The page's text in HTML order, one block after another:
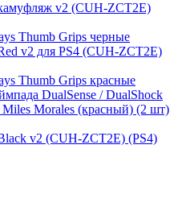
v2 (CUH-ZCT2E)
Thumb Grips черные
v2 для PS4 (CUH-ZCT2E)
Thumb Grips красные
DualSense / DualShock
Morales (красный) (2 шт)
v2 (CUH-ZCT2E) (PS4)